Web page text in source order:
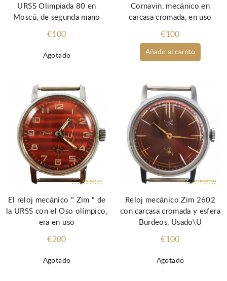
Agotado
URSS Olimpiada 80 en
Moscú, de segunda mano
€100
Añadir al carrito
Cornavin, mecánico en
carcasa cromada, en uso
€100
Agotado
El reloj mecánico " Zim " de
la URSS con el Oso olímpico,
era en uso
€200
Agotado
Reloj mecánico Zim 2602
con carcasa cromada y esfera
Burdeos, Usado\U
€100